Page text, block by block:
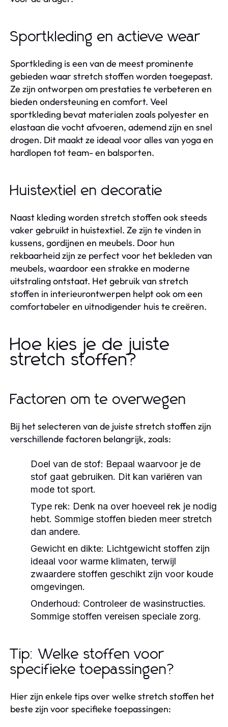
Sportkleding en actieve wear
Sportkleding is een van de meest prominente
gebieden waar stretch stoffen worden toegepast.
Ze zijn ontworpen om prestaties te verbeteren en
bieden ondersteuning en comfort. Veel
sportkleding bevat materialen zoals polyester en
elastaan die vocht afvoeren, ademend zijn en snel
drogen. Dit maakt ze ideaal voor alles van yoga en
hardlopen tot team- en balsporten.
Huistextiel en decoratie
Naast kleding worden stretch stoffen ook steeds
vaker gebruikt in huistextiel. Ze zijn te vinden in
kussens, gordijnen en meubels. Door hun
rekbaarheid zijn ze perfect voor het bekleden van
meubels, waardoor een strakke en moderne
uitstraling ontstaat. Het gebruik van stretch
stoffen in interieurontwerpen helpt ook om een
comfortabeler en uitnodigender huis te creëren.
Hoe kies je de juiste
stretch stoffen?
Factoren om te overwegen
Bij het selecteren van de juiste stretch stoffen zijn
verschillende factoren belangrijk, zoals:
Doel van de stof: Bepaal waarvoor je de
stof gaat gebruiken. Dit kan variëren van
mode tot sport.
Type rek: Denk na over hoeveel rek je nodig
hebt. Sommige stoffen bieden meer stretch
dan andere.
Gewicht en dikte: Lichtgewicht stoffen zijn
ideaal voor warme klimaten, terwijl
zwaardere stoffen geschikt zijn voor koude
omgevingen.
Onderhoud: Controleer de wasinstructies.
Sommige stoffen vereisen speciale zorg.
Tip: Welke stoffen voor
specifieke toepassingen?
Hier zijn enkele tips over welke stretch stoffen het
beste zijn voor specifieke toepassingen: